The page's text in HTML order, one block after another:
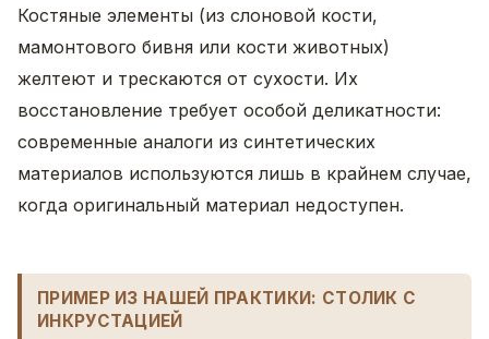
Костяные элементы (из слоновой кости,
мамонтового бивня или кости животных)
желтеют и трескаются от сухости. Их
восстановление требует особой деликатности:
современные аналоги из синтетических
материалов используются лишь в крайнем случае,
когда оригинальный материал недоступен.
ПРИМЕР ИЗ НАШЕЙ ПРАКТИКИ: СТОЛИК С
ИНКРУСТАЦИЕЙ